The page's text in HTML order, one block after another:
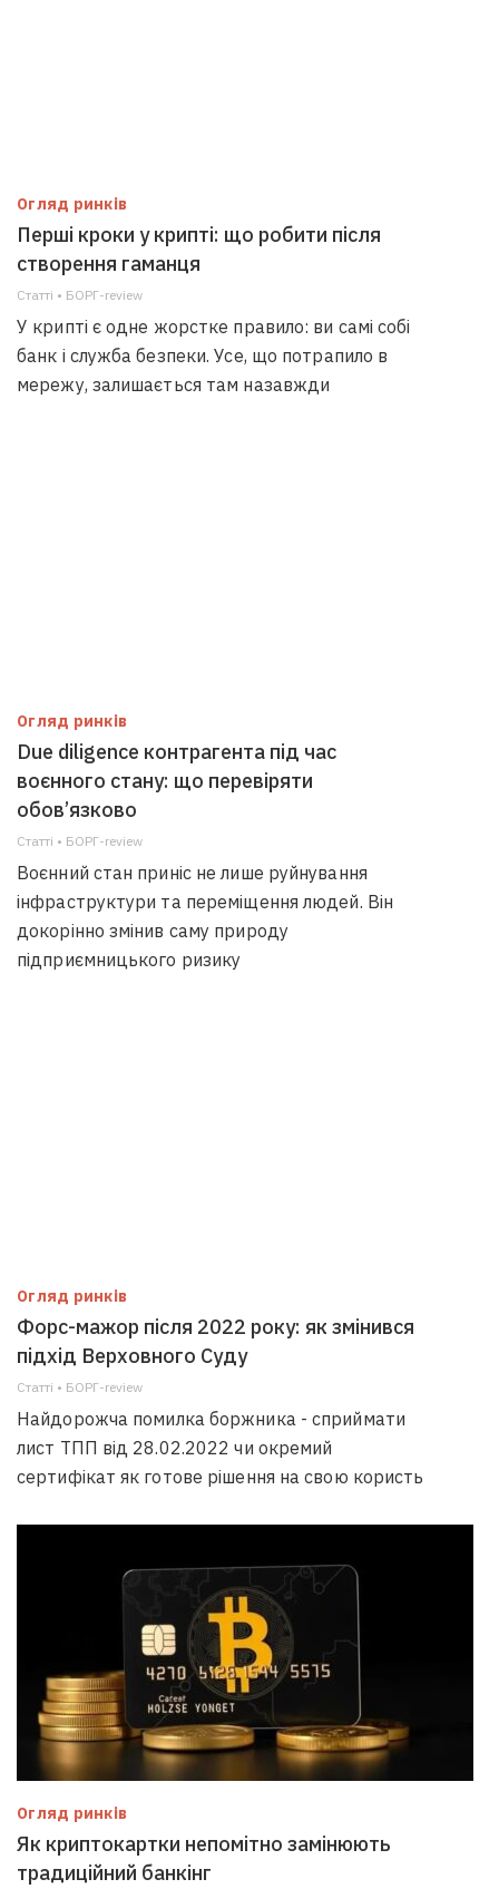
Огляд ринків
Перші кроки у крипті: що робити після
створення гаманця
Статті • БОРГ-review
У крипті є одне жорстке правило: ви самі собі
банк і служба безпеки. Усе, що потрапило в
мережу, залишається там назавжди
Огляд ринків
Due diligence контрагента під час
воєнного стану: що перевіряти
обов’язково
Статті • БОРГ-review
Воєнний стан приніс не лише руйнування
інфраструктури та переміщення людей. Він
докорінно змінив саму природу
підприємницького ризику
Огляд ринків
Форс-мажор після 2022 року: як змінився
підхід Верховного Суду
Статті • БОРГ-review
Найдорожча помилка боржника - сприймати
лист ТПП від 28.02.2022 чи окремий
сертифікат як готове рішення на свою користь
Огляд ринків
Як криптокартки непомітно замінюють
традиційний банкінг